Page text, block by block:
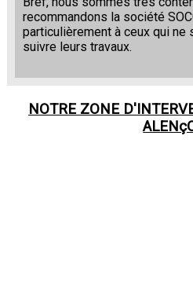
recommandons la société
particulièrement à ceux qui ne
suivre leurs travaux.
NOTRE ZONE